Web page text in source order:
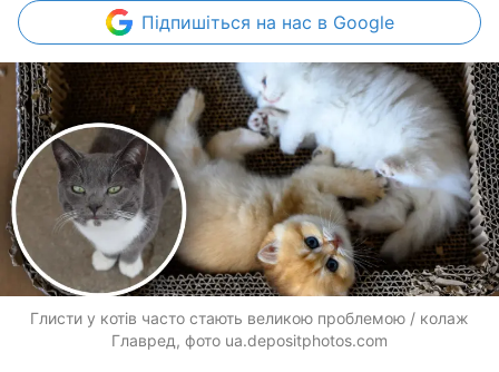
Підпишіться на нас в Google
Глисти у котів часто стають великою проблемою / колаж
Главред, фото ua.depositphotos.com